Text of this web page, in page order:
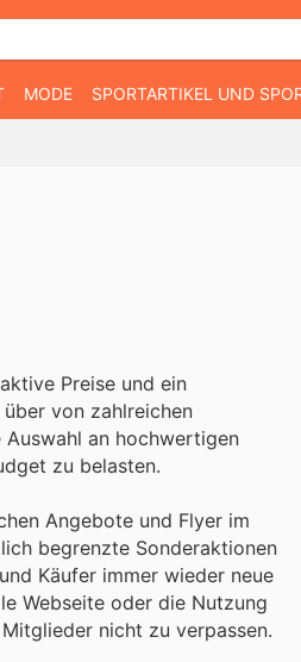
MODE SPORTARTIKEL UND
Preise und ein
von zahlreichen
an hochwertigen
zu belasten.
Angebote und Flyer im
begrenzte Sonderaktionen
Käufer immer wieder neue
Webseite oder die Nutzung
nicht zu verpassen.